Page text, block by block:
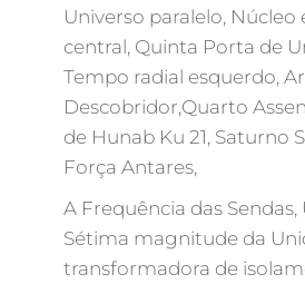
Universo paralelo,
central, Quinta Porta de
Tempo radial esquerdo,
Descobridor,Quarto
de Hunab Ku 21, Saturno
Força Antares,
A Frequência das Sendas,
Sétima magnitude da
transformadora de